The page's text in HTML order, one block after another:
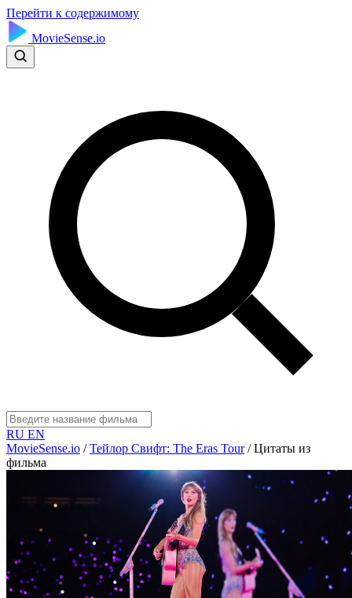
Перейти к содержимому
MovieSense.io
RU EN
MovieSense.io / Тейлор Свифт: The Eras Tour / Цитаты из
фильма